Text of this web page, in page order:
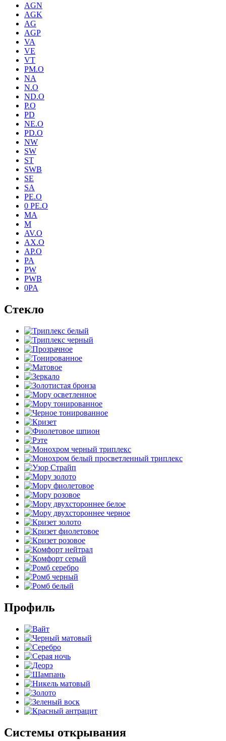
AGN
AGK
AG
AGP
VA
VE
VT
PM.O
NA
N.O
ND.O
P.O
PD
NE.O
PD.O
NW
SW
ST
SWB
SE
SA
PE.O
0 PE.O
MA
M
AV.O
AX.O
AP.O
PA
PW
PWB
0PA
Стекло
Профиль
Системы открывания